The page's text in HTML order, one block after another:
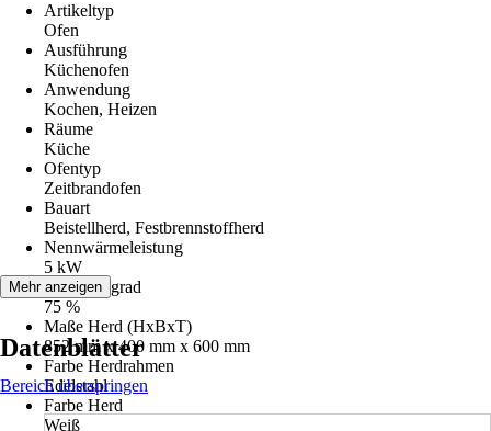
Artikeltyp
Ofen
Ausführung
Küchenofen
Anwendung
Kochen, Heizen
Räume
Küche
Ofentyp
Zeitbrandofen
Bauart
Beistellherd, Festbrennstoffherd
Nennwärmeleistung
5 kW
Wirkungsgrad
75 %
Maße Herd (HxBxT)
852 mm x 400 mm x 600 mm
Farbe Herdrahmen
Edelstahl
Farbe Herd
Weiß
Mehr anzeigen
Datenblätter
Bereich überspringen